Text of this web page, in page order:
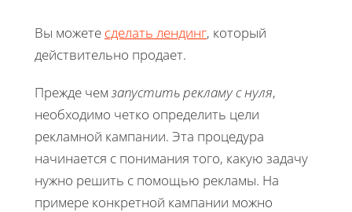
Вы можете сделать лендинг, который
действительно продает.
Прежде чем запустить рекламу с нуля,
необходимо четко определить цели
рекламной кампании. Эта процедура
начинается с понимания того, какую задачу
нужно решить с помощью рекламы. На
примере конкретной кампании можно